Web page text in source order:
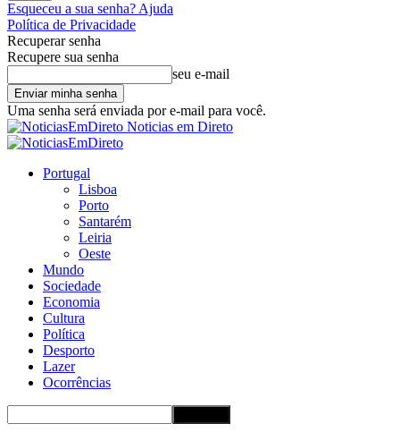
Esqueceu a sua senha? Ajuda
Política de Privacidade
Recuperar senha
Recupere sua senha
seu e-mail
Uma senha será enviada por e-mail para você.
Noticias em Direto
Portugal
Lisboa
Porto
Santarém
Leiria
Oeste
Mundo
Sociedade
Economia
Cultura
Política
Desporto
Lazer
Ocorrências